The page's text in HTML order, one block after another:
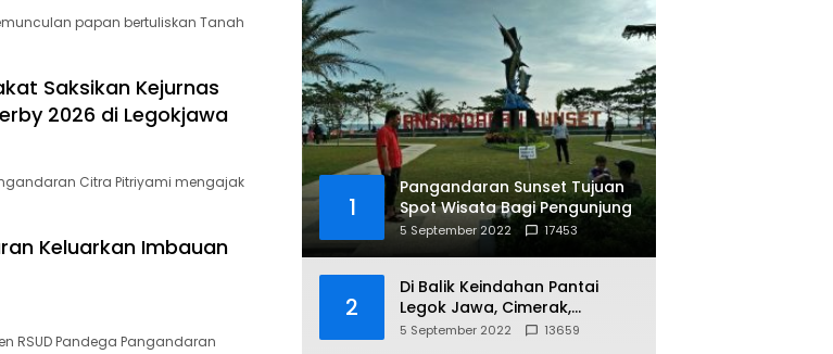
kemunculan papan bertuliskan Tanah
Saksikan Kejurnas
2026 di Legokjawa
Citra Pitriyami mengajak
Keluarkan Imbauan
RSUD Pandega Pangandaran
1
Pangandaran Sunset Tujuan
Spot Wisata Bagi Pengunjung
5 September 2022 17453
2
Di Balik Keindahan Pantai
Legok Jawa, Cimerak,
Pangandaran
5 September 2022 13659